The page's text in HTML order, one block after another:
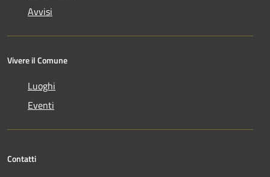
Avvisi
Vivere il Comune
Luoghi
Eventi
Contatti